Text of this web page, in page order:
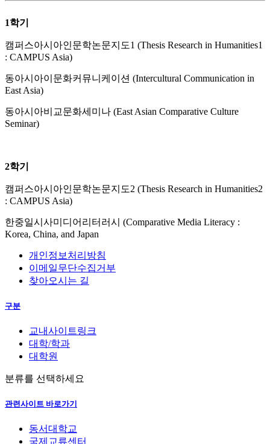
1학기
캠퍼스아시아인문학논문지도1 (Thesis Research in Humanities1
: CAMPUS Asia)
동아시아이문화커뮤니케이션 (Intercultural Communication in
East Asia)
동아시아비교문화세미나 (East Asian Comparative Culture
Seminar)
2학기
캠퍼스아시아인문학논문지도2 (Thesis Research in Humanities2
: CAMPUS Asia)
한중일시사미디어리터러시 (Comparative Media Literacy :
Korea, China, and Japan
개인정보처리방침
이메일무단수집거부
찾아오시는 길
구분
교내사이트링크
대학/학과
대학원
분류를 선택하세요
관련사이트 바로가기
동서대학교
국제교류센터